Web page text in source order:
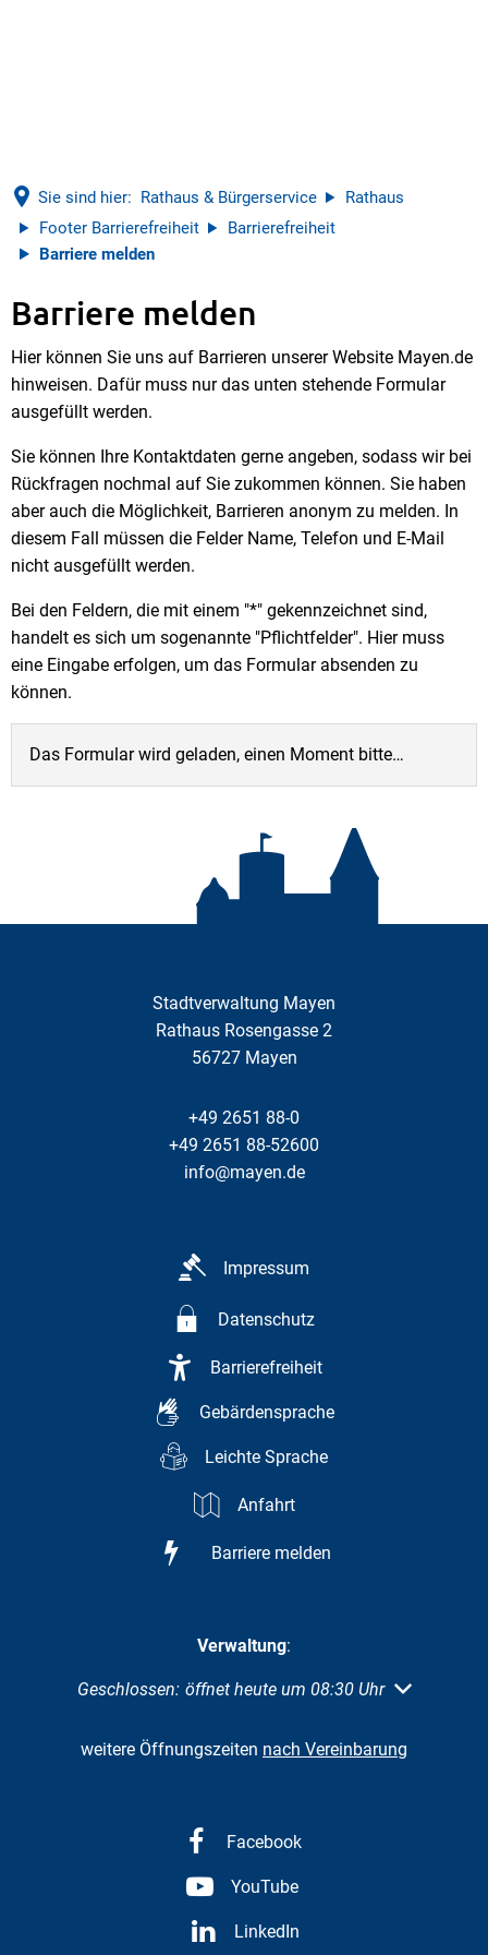
Sie sind hier: Rathaus & Bürgerservice
Rathaus
Footer Barrierefreiheit
Barrierefreiheit
Barriere melden
Barriere
melden
Barriere melden
Hier können Sie uns auf Barrieren unserer Website Mayen.de
hinweisen. Dafür muss nur das unten stehende Formular
ausgefüllt werden.
Sie können Ihre Kontaktdaten gerne angeben, sodass wir bei
Rückfragen nochmal auf Sie zukommen können. Sie haben
aber auch die Möglichkeit, Barrieren anonym zu melden. In
diesem Fall müssen die Felder Name, Telefon und E-Mail
nicht ausgefüllt werden.
Bei den Feldern, die mit einem "*" gekennzeichnet sind,
handelt es sich um sogenannte "Pflichtfelder". Hier muss
eine Eingabe erfolgen, um das Formular absenden zu
können.
Das Formular wird geladen, einen Moment bitte…
Stadtverwaltung Mayen
Rathaus Rosengasse 2
56727 Mayen
+49 2651 88-0
+49 2651 88-52600
info@mayen.de
Impressum
Datenschutz
Barrierefreiheit
Gebärdensprache
Leichte Sprache
Anfahrt
Barriere melden
Verwaltung:
Klicken, um weitere Öffnungs- oder Schließzeiten
Geschlossen: öffnet heute um 08:30 Uhr
weitere Öffnungszeiten nach Vereinbarung
Facebook
YouTube
LinkedIn